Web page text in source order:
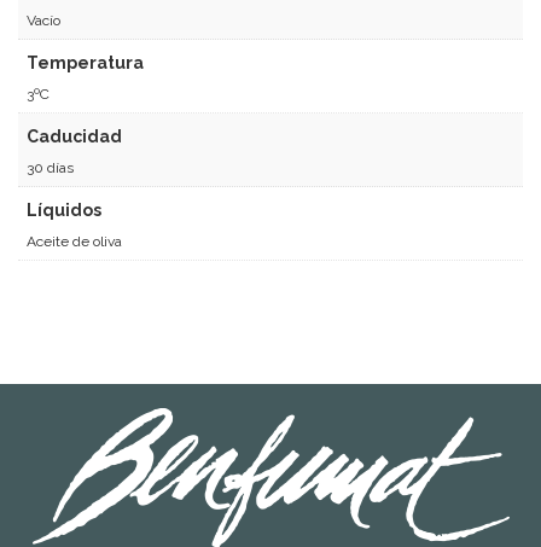
Vacío
Temperatura
3ºC
Caducidad
30 días
Líquidos
Aceite de oliva